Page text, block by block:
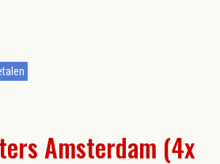
Amsterdam (4x